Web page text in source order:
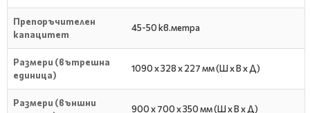
Препоръчителен
капацитет
45-50 кв.метра
Размери (вътрешна
единица)
1090 x 328 x 227 мм (Ш x В x Д)
Размери (външни
900 x 700 x 350 мм (Ш x В x Д)